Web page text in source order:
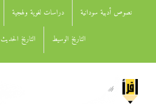
نصوص أدبية سودانية دراسات لغوية ولهجية
التاريخ الوسيط التاريخ الحديث